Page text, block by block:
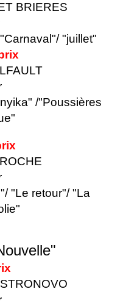
BRIERES
"juillet"
/"Poussières
"Le retour"/ "La